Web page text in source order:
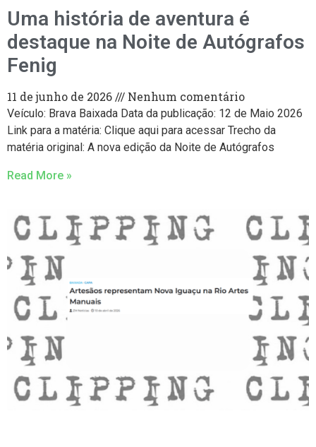
Uma história de aventura é
destaque na Noite de Autógrafos
Fenig
11 de junho de 2026 Nenhum comentário
Veículo: Brava Baixada Data da publicação: 12 de Maio 2026
Link para a matéria: Clique aqui para acessar Trecho da
matéria original: A nova edição da Noite de Autógrafos
Read More »